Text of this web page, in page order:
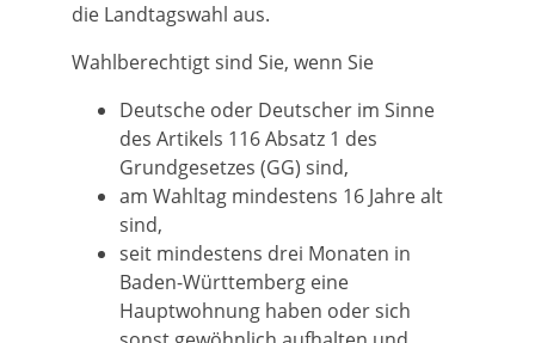
die Landtagswahl aus.
Wahlberechtigt sind Sie, wenn Sie
Deutsche oder Deutscher im Sinne
des Artikels 116 Absatz 1 des
Grundgesetzes (GG) sind,
am Wahltag mindestens 16 Jahre alt
sind,
seit mindestens drei Monaten in
Baden-Württemberg eine
Hauptwohnung haben oder sich